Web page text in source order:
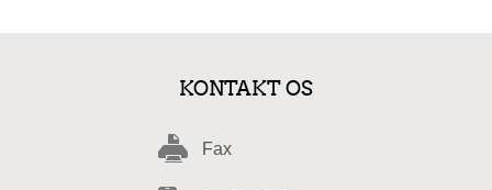
KONTAKT OS
Fax